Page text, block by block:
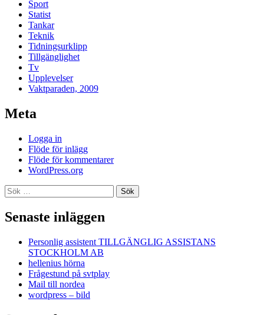
Sport
Statist
Tankar
Teknik
Tidningsurklipp
Tillgänglighet
Tv
Upplevelser
Vaktparaden, 2009
Meta
Logga in
Flöde för inlägg
Flöde för kommentarer
WordPress.org
Sök
efter:
Senaste inläggen
Personlig assistent TILLGÄNGLIG ASSISTANS
STOCKHOLM AB
hellenius hörna
Frågestund på svtplay
Mail till nordea
wordpress – bild